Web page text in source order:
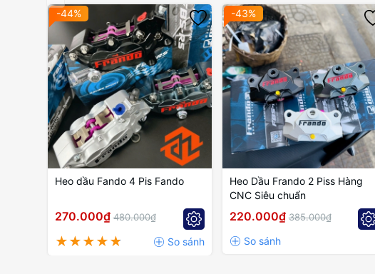
-44%
Heo dầu Fando 4 Pis Fando
270.000₫ 480.000₫
-43%
Heo Dầu Frando 2 Piss Hàng
CNC Siêu chuẩn
220.000₫ 385.000₫